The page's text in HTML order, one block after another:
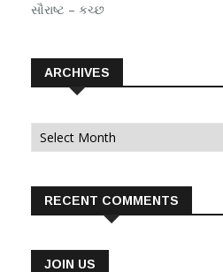
સૌરાષ્ટ – કચ્છ
ARCHIVES
Archives
RECENT COMMENTS
JOIN US